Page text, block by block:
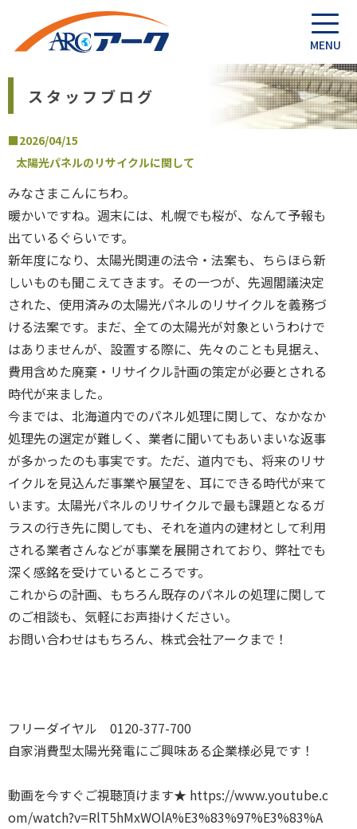
スタッフブログ
■2026/04/15
太陽光パネルのリサイクルに関して
みなさまこんにちわ。
暖かいですね。週末には、札幌でも桜が、なんて予報も
出ているぐらいです。
新年度になり、太陽光関連の法令・法案も、ちらほら新
しいものも聞こえてきます。その一つが、先週閣議決定
された、使用済みの太陽光パネルのリサイクルを義務づ
ける法案です。まだ、全ての太陽光が対象というわけで
はありませんが、設置する際に、先々のことも見据え、
費用含めた廃棄・リサイクル計画の策定が必要とされる
時代が来ました。
今までは、北海道内でのパネル処理に関して、なかなか
処理先の選定が難しく、業者に聞いてもあいまいな返事
が多かったのも事実です。ただ、道内でも、将来のリサ
イクルを見込んだ事業や展望を、耳にできる時代が来て
います。太陽光パネルのリサイクルで最も課題となるガ
ラスの行き先に関しても、それを道内の建材として利用
される業者さんなどが事業を展開されており、弊社でも
深く感銘を受けているところです。
これからの計画、もちろん既存のパネルの処理に関して
のご相談も、気軽にお声掛けください。
お問い合わせはもちろん、株式会社アークまで！
フリーダイヤル 0120-377-700
自家消費型太陽光発電にご興味ある企業様必見です！
動画を今すぐご視聴頂けます★ https://www.youtube.c
om/watch?v=RlT5hMxWOlA%E3%83%97%E3%83%A